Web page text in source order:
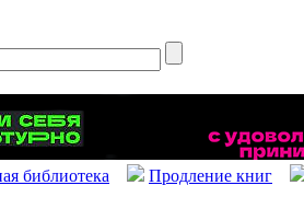
библиотека Продление книг